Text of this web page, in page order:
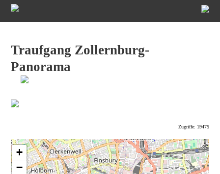
Traufgang Zollernburg-
Panorama
Zugriffe: 19475
+
−